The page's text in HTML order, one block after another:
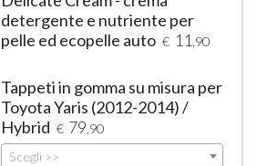
detergente e nutriente per
pelle ed ecopelle auto € 11 ,90
Tappeti in gomma su misura per
Toyota Yaris (2012-2014) /
Hybrid € 79 ,90
Scegli >>